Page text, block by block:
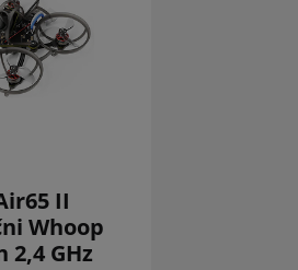
II
Whoop
2,4 GHz